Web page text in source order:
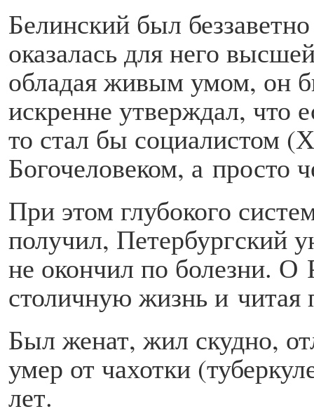
Белинский был
оказалась для него
обладая живым умом, он
искренне утверждал, что
то стал бы социалистом
Богочеловеком, а просто
При этом глубокого
получил, Петербургский
не окончил по болезни. О
столичную жизнь и читая
Был женат, жил скудно,
умер от чахотки
лет.